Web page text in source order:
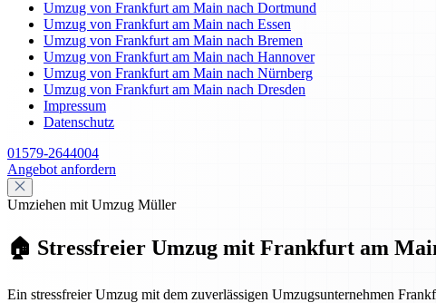
Umzug von Frankfurt am Main nach Dortmund
Umzug von Frankfurt am Main nach Essen
Umzug von Frankfurt am Main nach Bremen
Umzug von Frankfurt am Main nach Hannover
Umzug von Frankfurt am Main nach Nürnberg
Umzug von Frankfurt am Main nach Dresden
Impressum
Datenschutz
01579-2644004
Angebot anfordern
Umziehen mit Umzug Müller
🏠 Stressfreier Umzug mit Frankfurt am
Ein stressfreier Umzug mit dem zuverlässigen Umzugsunternehmen